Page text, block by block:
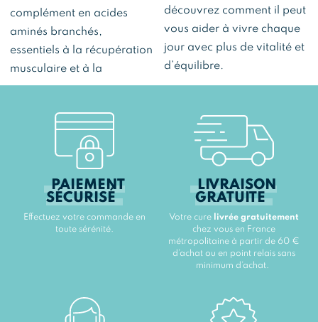
complément en acides
aminés branchés,
essentiels à la récupération
musculaire et à la
découvrez comment il peut
vous aider à vivre chaque
jour avec plus de vitalité et
d’équilibre.
PAIEMENT
SÉCURISÉ
Effectuez votre commande en
toute sérénité.
LIVRAISON
GRATUITE
Votre cure livrée gratuitement
chez vous en France
métropolitaine à partir de 60 €
d’achat ou en point relais sans
minimum d’achat.